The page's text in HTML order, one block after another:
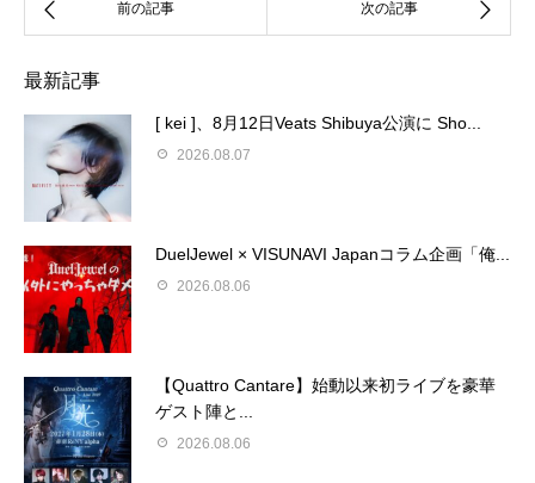
最新記事
[ kei ]、8月12日Veats Shibuya公演に Sho...
2026.08.07
DuelJewel × VISUNAVI Japanコラム企画「俺...
2026.08.06
【Quattro Cantare】始動以来初ライブを豪華
ゲスト陣と...
2026.08.06